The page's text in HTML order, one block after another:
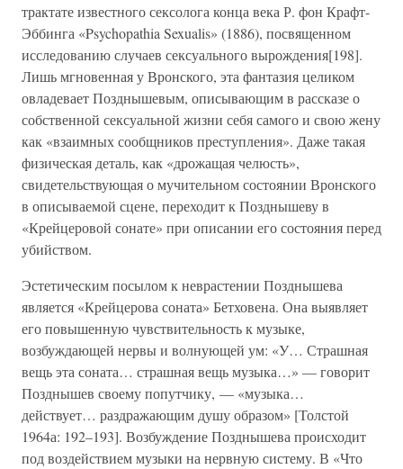
трактате известного сексолога конца века Р. фон Крафт-
Эббинга «Psychopathia Sexualis» (1886), посвященном
исследованию случаев сексуального вырождения[198].
Лишь мгновенная у Вронского, эта фантазия целиком
овладевает Позднышевым, описывающим в рассказе о
собственной сексуальной жизни себя самого и свою жену
как «взаимных сообщников преступления». Даже такая
физическая деталь, как «дрожащая челюсть»,
свидетельствующая о мучительном состоянии Вронского
в описываемой сцене, переходит к Позднышеву в
«Крейцеровой сонате» при описании его состояния перед
убийством.
Эстетическим посылом к неврастении Позднышева
является «Крейцерова соната» Бетховена. Она выявляет
его повышенную чувствительность к музыке,
возбуждающей нервы и волнующей ум: «У… Страшная
вещь эта соната… страшная вещь музыка…» — говорит
Позднышев своему попутчику, — «музыка…
действует… раздражающим душу образом» [Толстой
1964а: 192–193]. Возбуждение Позднышева происходит
под воздействием музыки на нервную систему. В «Что